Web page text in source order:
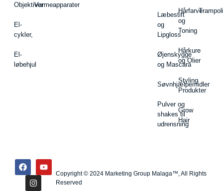
Objektiver
El-
cykler,
El-
løbehjul
Varmeapparater
Læbestift
og
Lipgloss
Øjenskygge
og Mascara
Søvnhjælpemidler
Pulver og
shakes til
udrensning
Hårfarve
og
Toning
Hårkure
og Olier
Styling
Produkter
Grow
Hair
Copyright © 2024 Marketing Group Malaga™, All Rights
Reserved